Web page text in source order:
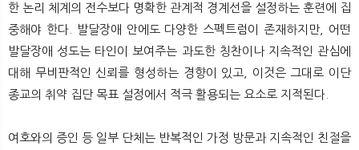
한 논리 체계의 전수보다 명확한 관계적 경계선을 설정하는 훈련에 집
중해야 한다. 발달장애 안에도 다양한 스펙트럼이 존재하지만, 어떤
발달장애 성도는 타인이 보여주는 과도한 칭찬이나 지속적인 관심에
대해 무비판적인 신뢰를 형성하는 경향이 있고, 이것은 그대로 이단
종교의 취약 집단 목표 설정에서 적극 활용되는 요소로 지적된다.
여호와의 증인 등 일부 단체는 반복적인 가정 방문과 지속적인 친절을